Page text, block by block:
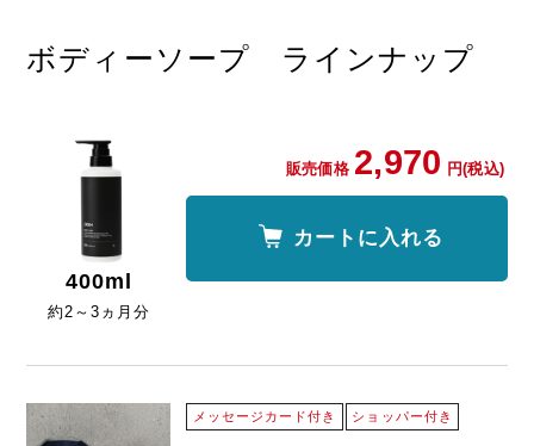
サエキス、ユーカリエキス、ユズセラミ
酸、水酸化K、ヤシ油脂肪酸ジエタノール
アミド、パルミチン酸、BG、濃グリセリ
、塩化K、ジステアリン酸グリコール、
ヒドロキシプロピルメチルセルロース、フ
ム・アクリルアミド共重合体液、グリセリ
Na、無水クエン酸、香料、精製水
ボディーソープ ラインナップ
400ml
約2～3 ヵ月分
販売価格 2,970 円(税込)
カートに入れる
メッセージカード付き ショッパー付き